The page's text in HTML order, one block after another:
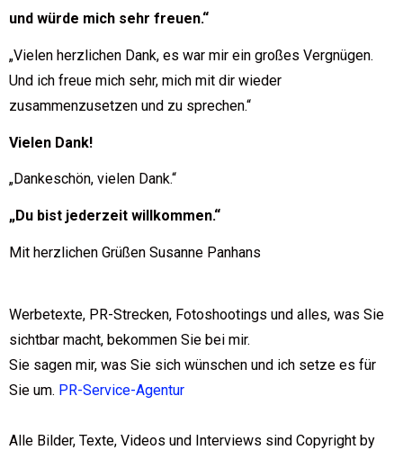
und würde mich sehr freuen.“
„Vielen herzlichen Dank, es war mir ein großes Vergnügen.
Und ich freue mich sehr, mich mit dir wieder
zusammenzusetzen und zu sprechen.“
Vielen Dank!
„Dankeschön, vielen Dank.“
„Du bist jederzeit willkommen.“
Mit herzlichen Grüßen Susanne Panhans
Werbetexte, PR-Strecken, Fotoshootings und alles, was Sie
sichtbar macht, bekommen Sie bei mir.
Sie sagen mir, was Sie sich wünschen und ich setze es für
Sie um. PR-Service-Agentur
Alle Bilder, Texte, Videos und Interviews sind Copyright by